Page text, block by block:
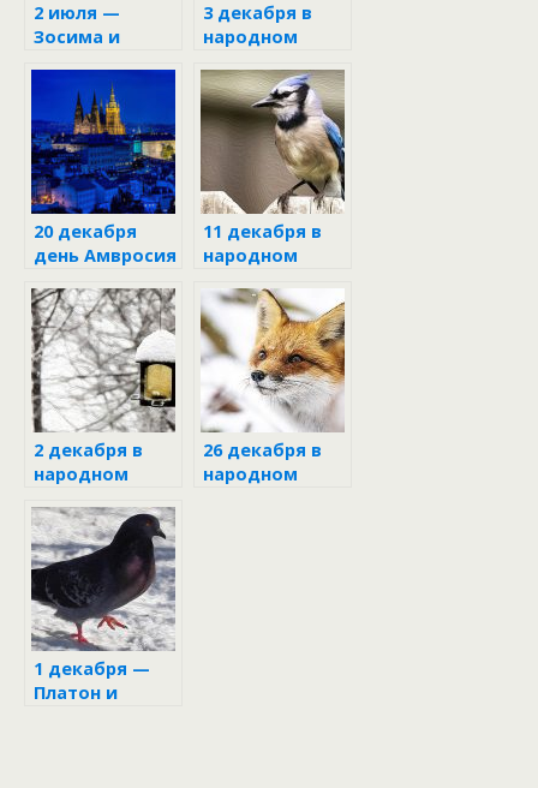
2 июля —
Зосима и
Пчельники
3 декабря в
народном
20 декабря
день Амвросия
11 декабря в
народном
2 декабря в
народном
26 декабря в
народном
1 декабря —
Платон и